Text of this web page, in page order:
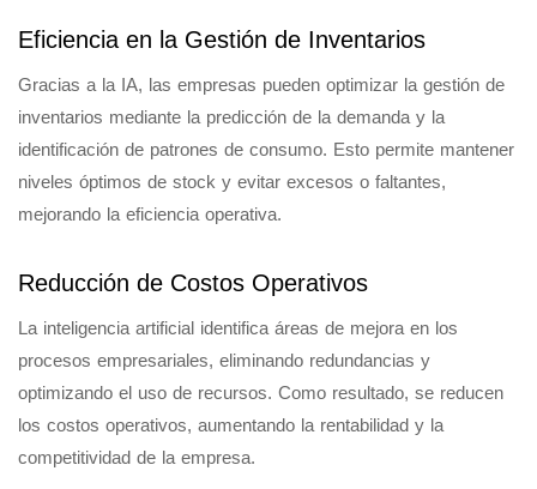
Eficiencia en la Gestión de Inventarios
Gracias a la IA, las empresas pueden optimizar la gestión de
inventarios mediante la predicción de la demanda y la
identificación de patrones de consumo. Esto permite mantener
niveles óptimos de stock y evitar excesos o faltantes,
mejorando la eficiencia operativa.
Reducción de Costos Operativos
La inteligencia artificial identifica áreas de mejora en los
procesos empresariales, eliminando redundancias y
optimizando el uso de recursos. Como resultado, se reducen
los costos operativos, aumentando la rentabilidad y la
competitividad de la empresa.